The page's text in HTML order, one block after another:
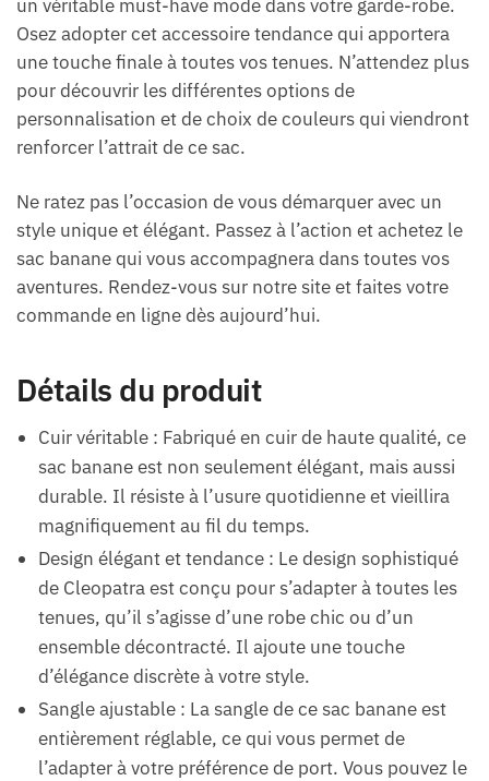
un véritable must-have mode dans votre garde-robe.
Osez adopter cet accessoire tendance qui apportera
une touche finale à toutes vos tenues. N’attendez plus
pour découvrir les différentes options de
personnalisation et de choix de couleurs qui viendront
renforcer l’attrait de ce sac.
Ne ratez pas l’occasion de vous démarquer avec un
style unique et élégant. Passez à l’action et achetez le
sac banane qui vous accompagnera dans toutes vos
aventures. Rendez-vous sur notre site et faites votre
commande en ligne dès aujourd’hui.
Détails du produit
Cuir véritable : Fabriqué en cuir de haute qualité, ce
sac banane est non seulement élégant, mais aussi
durable. Il résiste à l’usure quotidienne et vieillira
magnifiquement au fil du temps.
Design élégant et tendance : Le design sophistiqué
de Cleopatra est conçu pour s’adapter à toutes les
tenues, qu’il s’agisse d’une robe chic ou d’un
ensemble décontracté. Il ajoute une touche
d’élégance discrète à votre style.
Sangle ajustable : La sangle de ce sac banane est
entièrement réglable, ce qui vous permet de
l’adapter à votre préférence de port. Vous pouvez le